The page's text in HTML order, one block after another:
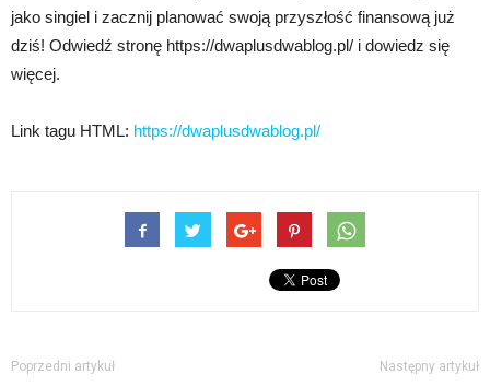
jako singiel i zacznij planować swoją przyszłość finansową już
dziś! Odwiedź stronę https://dwaplusdwablog.pl/ i dowiedz się
więcej.
Link tagu HTML: https://dwaplusdwablog.pl/
Poprzedni artykuł Następny artykuł